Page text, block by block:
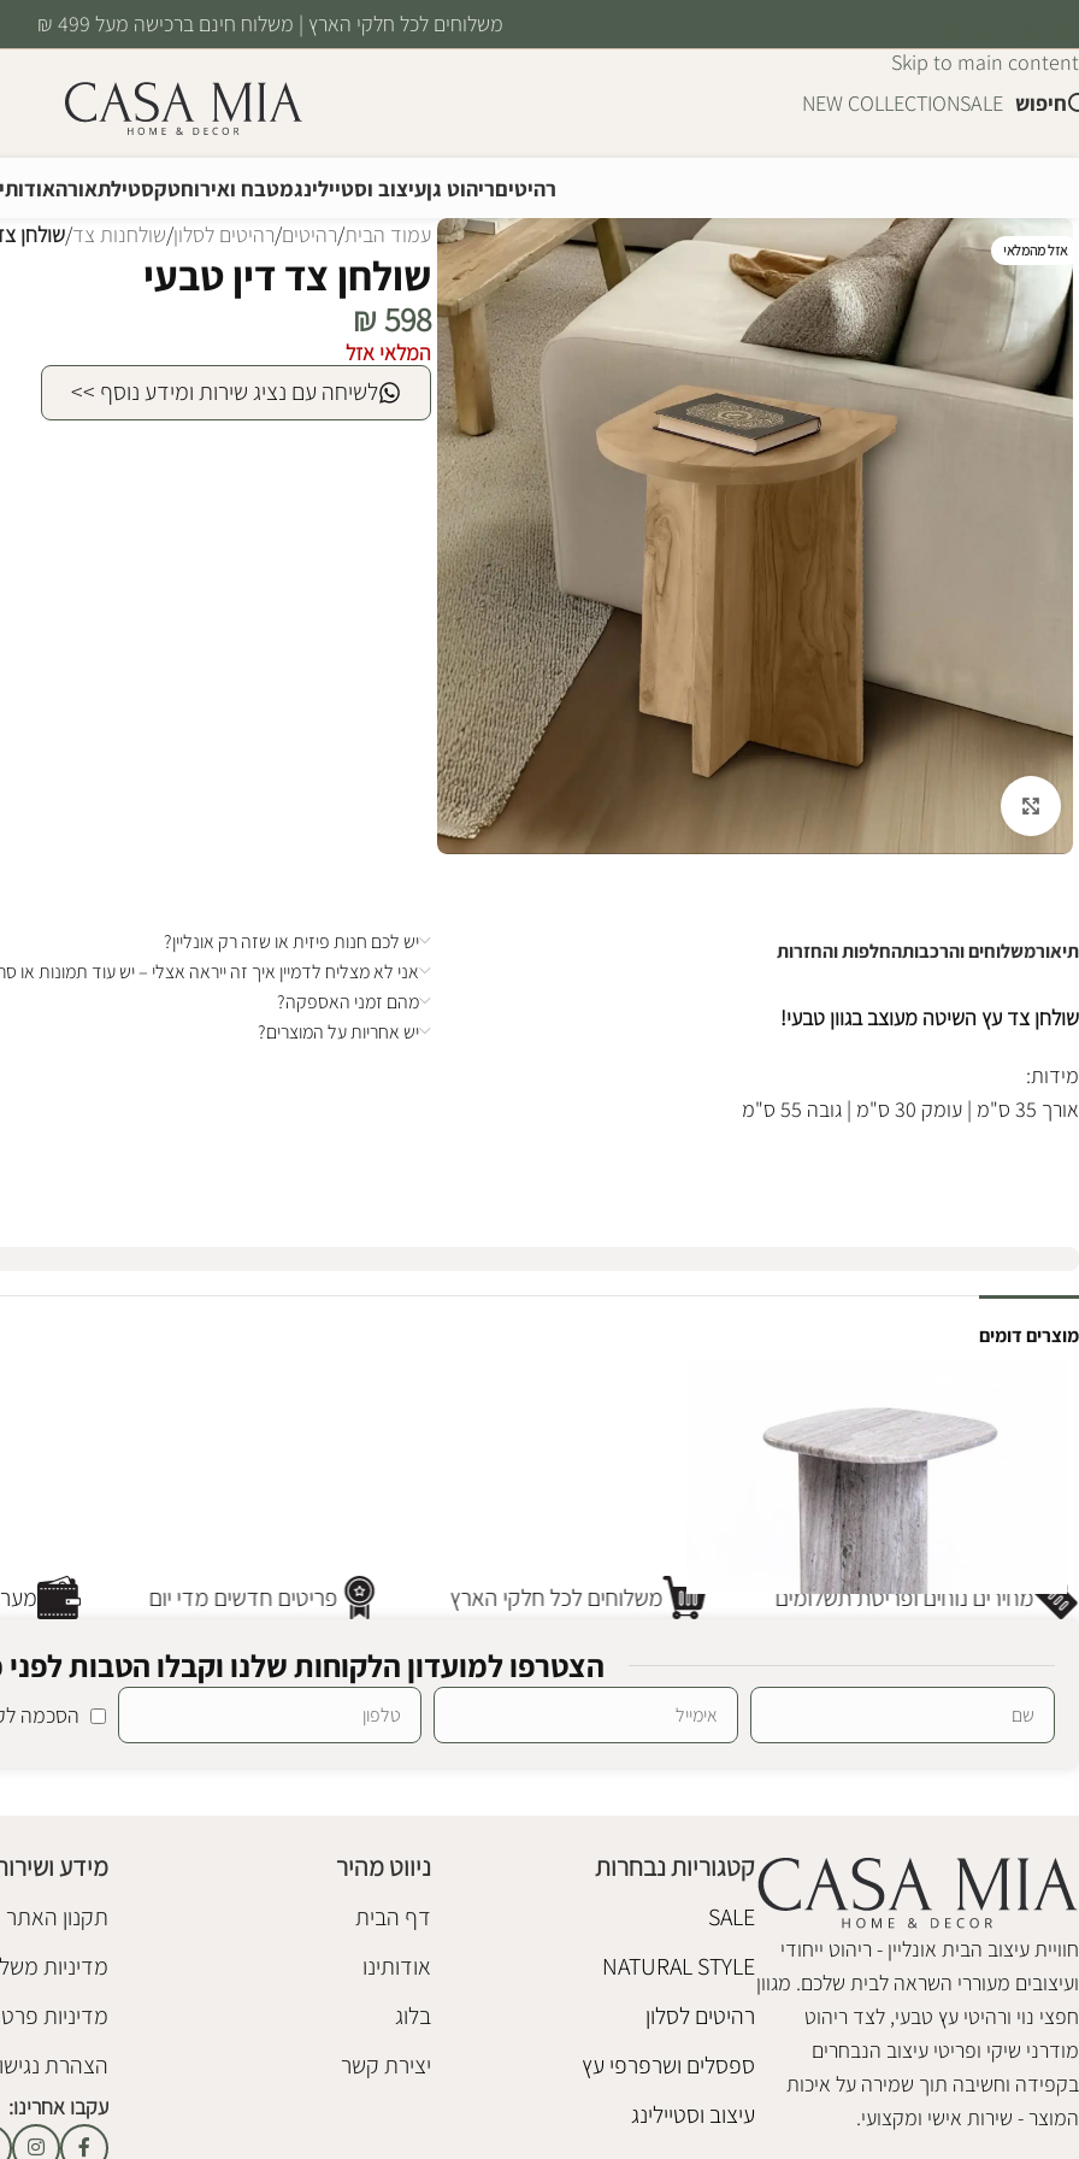
Skip to main content
משלוחים לכל חלקי הארץ | משלוח חינם ברכישה מעל 499 ₪
חיפוש SALE
NEW COLLECTION
רהיטיםריהוט גןעיצוב וסטיילינגמטבח ואירוחטקסטילתאורה
אזל מהמלאי
לחצו להגדלה
עמוד הבית/רהיטים/רהיטים לסלון/שולחנות צד/שולחן
שולחן צד דין טבעי
₪598
המלאי אזל
לשיחה עם נציג שירות ומידע נוסף >>
תיאורמשלוחים והרכבותהחלפות והחזרות
שולחן צד עץ השיטה מעוצב בגוון טבעי!
מידות:
אורך 35 ס"מ | עומק 30 ס"מ | גובה 55 ס"מ
יש לכם חנות פיזית או שזה רק אונליין?
אני לא מצליח לדמיין איך זה ייראה אצלי – יש עוד תמונות או
מהם זמני האספקה?
יש אחריות על המוצרים?
מוצרים דומים
SALE
₪2,680
1,100
הוספה לסל
פריטים חדשים מדי יום משלוחים לכל חלקי הארץ מחירים נוחים ופריסת תשלומים
הצטרפו למועדון הלקוחות שלנו וקבלו הטבות
הסכמה
חוויית עיצוב הבית אונליין - ריהוט ייחודי
ועיצובים מעוררי השראה לבית שלכם. מגוון
חפצי נוי ורהיטי עץ טבעי, לצד ריהוט
מודרני שיקי ופריטי עיצוב הנבחרים
בקפידה וחשיבה תוך שמירה על איכות
המוצר - שירות אישי ומקצועי.
קטגוריות נבחרות
SALE
NATURAL STYLE
רהיטים לסלון
ספסלים ושרפרפי עץ
עיצוב וסטיילינג
ניווט מהיר
דף הבית
אודותינו
בלוג
יצירת קשר
מידע
תקנון האתר
מדיניות
מדיניות
הצהרת
עקבו אחרינו: